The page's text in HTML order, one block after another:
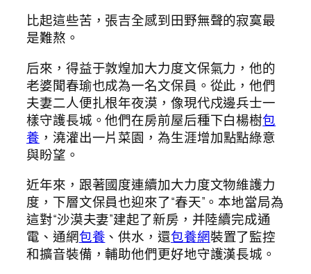
比起這些苦，張吉全感到田野無聲的寂寞最
是難熬。
后來，得益于敦煌加大力度文保氣力，他的
老婆聞春瑜也成為一名文保員。從此，他們
夫妻二人便扎根年夜漠，像現代戍邊兵士一
樣守護長城。他們在房前屋后種下白楊樹包
養 ，澆灌出一片菜園，為生涯增加點點綠意
與盼望。
近年來，跟著國度連續加大力度文物維護力
度，下層文保員也迎來了“春天”。本地當局為
這對“沙漠夫妻”建起了新房，并陸續完成通
電、通網包養 、供水，還包養網裝置了監控
和擴音裝備，輔助他們更好地守護漢長城。